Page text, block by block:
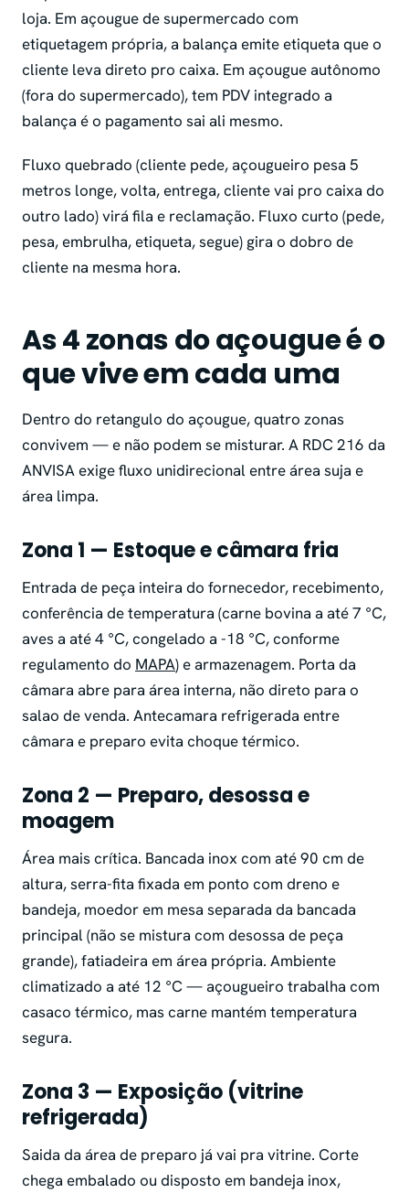
loja. Em açougue de supermercado com
etiquetagem própria, a balança emite etiqueta que o
cliente leva direto pro caixa. Em açougue autônomo
(fora do supermercado), tem PDV integrado a
balança é o pagamento sai ali mesmo.
Fluxo quebrado (cliente pede, açougueiro pesa 5
metros longe, volta, entrega, cliente vai pro caixa do
outro lado) virá fila e reclamação. Fluxo curto (pede,
pesa, embrulha, etiqueta, segue) gira o dobro de
cliente na mesma hora.
As 4 zonas do açougue é o
que vive em cada uma
Dentro do retangulo do açougue, quatro zonas
convivem — e não podem se misturar. A RDC 216 da
ANVISA exige fluxo unidirecional entre área suja e
área limpa.
Zona 1 — Estoque e câmara fria
Entrada de peça inteira do fornecedor, recebimento,
conferência de temperatura (carne bovina a até 7 °C,
aves a até 4 °C, congelado a -18 °C, conforme
regulamento do MAPA) e armazenagem. Porta da
câmara abre para área interna, não direto para o
salao de venda. Antecamara refrigerada entre
câmara e preparo evita choque térmico.
Zona 2 — Preparo, desossa e
moagem
Área mais crítica. Bancada inox com até 90 cm de
altura, serra-fita fixada em ponto com dreno e
bandeja, moedor em mesa separada da bancada
principal (não se mistura com desossa de peça
grande), fatiadeira em área própria. Ambiente
climatizado a até 12 °C — açougueiro trabalha com
casaco térmico, mas carne mantém temperatura
segura.
Zona 3 — Exposição (vitrine
refrigerada)
Saida da área de preparo já vai pra vitrine. Corte
chega embalado ou disposto em bandeja inox,